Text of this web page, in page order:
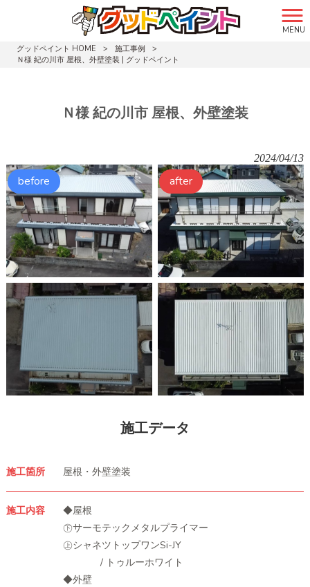
MENU
グッドペイント HOME
> 施工事例
>
Ｎ様 紀の川市 屋根、外壁塗装 | グッドペイント
Ｎ様 紀の川市 屋根、外壁塗装
2024/04/13
施工データ
施工箇所 屋根・外壁塗装
施工内容
◆屋根
㊦サーモテックメタルプライマー
㊤シャネツトップワンSi-JY
/ トゥルーホワイト
◆外壁